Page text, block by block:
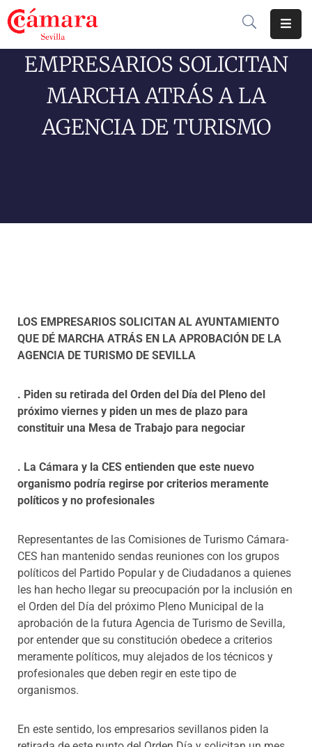
Cámara
Comercio
Soluciones
Programas
EMPRESARIOS SOLICITAN
MARCHA ATRÁS A LA
AGENCIA DE TURISMO
LOS EMPRESARIOS SOLICITAN AL AYUNTAMIENTO
QUE DÉ MARCHA ATRÁS EN LA APROBACIÓN DE LA
AGENCIA DE TURISMO DE SEVILLA
. Piden su retirada del Orden del Día del Pleno del
próximo viernes y piden un mes de plazo para
constituir una Mesa de Trabajo para negociar
. La Cámara y la CES entienden que este nuevo
organismo podría regirse por criterios meramente
políticos y no profesionales
Representantes de las Comisiones de Turismo Cámara-
CES han mantenido sendas reuniones con los grupos
políticos del Partido Popular y de Ciudadanos a quienes
les han hecho llegar su preocupación por la inclusión en
el Orden del Día del próximo Pleno Municipal de la
aprobación de la futura Agencia de Turismo de Sevilla,
por entender que su constitución obedece a criterios
meramente políticos, muy alejados de los técnicos y
profesionales que deben regir en este tipo de
organismos.
En este sentido, los empresarios sevillanos piden la